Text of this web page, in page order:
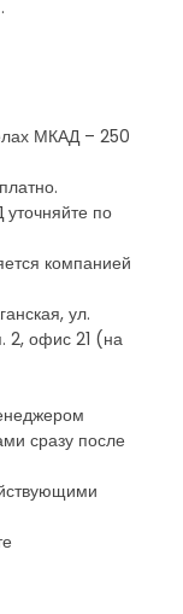
МКАД – 250
по
компанией
ул.
2, офис 21 (на
сразу после